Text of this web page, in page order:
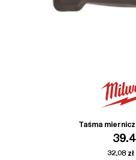
Taśma
32.08 zł